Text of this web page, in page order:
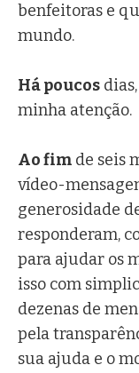
benfeitoras e
mundo.
Há poucos
minha atenção.
Ao fim de seis
vídeo-
generosidade
responderam,
para ajudar os
isso com
dezenas de
pela
sua ajuda e o